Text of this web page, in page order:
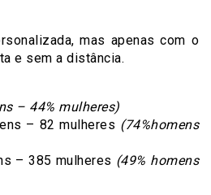
mas apenas com o
e sem a distância.
– 44% mulheres)
– 82 mulheres (74%homens
– 385 mulheres (49% homens